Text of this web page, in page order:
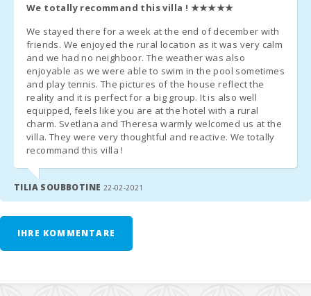
Eine vorherige Anfrage: Ein Kinderbett und ein Hochstuhl werden
kostenlos angefordert.
- Zweite Krippeneinheit - 8 € pro Tag
- In Zimmern, in denen ein Zustellbett hinzugefügt werden kann
und wann immer es verfügbar ist, beträgt der Preis 28 Euro pro
Frühstück: 13,00€ pax/tag
Halbpension: 32,50€ pax/tag. Mindestens 7 Tage. Die
Getränke am Abend sind nicht im Preis inbegriffen
ZUSÄTZLICHE HINWEISE:
- Einige Tage vor Ihrer Ankunft müssen Sie sich an die Rezeption
zutreffend) mitzuteilen und die Schlüsselübergabe zu
We totally recommand this villa ! ★★★★★
We stayed there for a week at the end of december with
friends. We enjoyed the rural location as it was very calm
and we had no neighboor. The weather was also
enjoyable as we were able to swim in the pool sometimes
and play tennis. The pictures of the house reflect the
reality and it is perfect for a big group. It is also well
equipped, feels like you are at the hotel with a rural
charm. Svetlana and Theresa warmly welcomed us at the
villa. They were very thoughtful and reactive. We totally
recommand this villa !
TILIA SOUBBOTINE 22-02-2021
IHRE KOMMENTARE